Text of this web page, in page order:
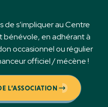
de s’impliquer au Centre
bénévole, en adhérant à
occasionnel ou régulier
officiel / mécène !
L’ASSOCIATION